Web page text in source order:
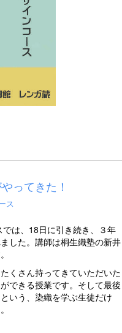
ってきた！
ス
は、18日に引き続き、３年
した。講師は桐生織塾の新井
くさん持ってきていただいた
できる授業です。そして最後
いう、染織を学ぶ生徒だけ